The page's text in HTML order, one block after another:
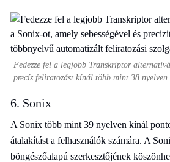
Fedezze fel a legjobb Transkriptor
precíz feliratozást kínál több mint 38
6. Sonix
A Sonix több mint 39 nyelven kínál
átalakítást a felhasználók számára. A
böngészőalapú szerkesztőjének